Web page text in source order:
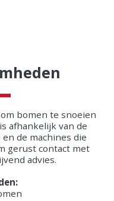
bomen te snoeien
afhankelijk van de
de machines die
gerust contact met
advies.